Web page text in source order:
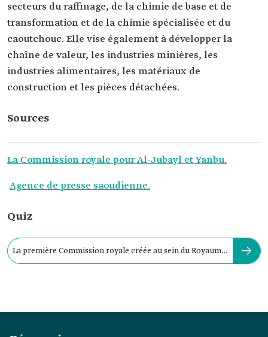
secteurs du raffinage, de la chimie de base et de
transformation et de la chimie spécialisée et du
caoutchouc. Elle vise également à développer la
chaîne de valeur, les industries minières, les
industries alimentaires, les matériaux de
construction et les pièces détachées.
Sources
La Commission royale pour Al-Jubayl et Yanbu.
Agence de presse saoudienne.
Quiz
La première Commission royale créée au sein du Royaume